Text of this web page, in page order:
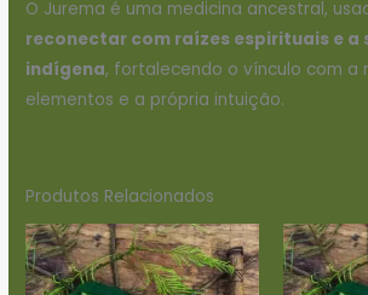
O Jurema é uma medicina ancestral,
reconectar com raízes espirituais e a
indígena, fortalecendo o vínculo com a
elementos e a própria intuição.
Produtos Relacionados